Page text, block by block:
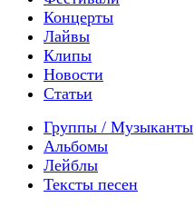
Концерты
Лайвы
Клипы
Новости
Статьи
Группы / Музыканты
Альбомы
Лейблы
Тексты песен